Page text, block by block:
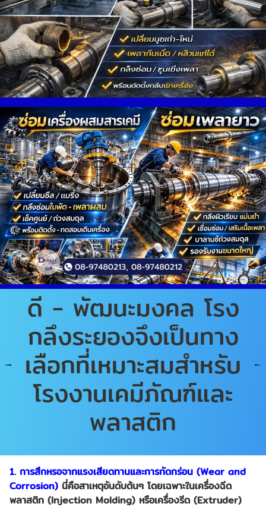
ดี - พัฒนะมงคล โรง
กลึงระยองจึงเป็นทาง
เลือกที่เหมาะสมสำหรับ
โรงงานเคมีภัณฑ์และ
พลาสติก
1. การสึกหรอจากแรงเสียดทานและการกัดกร่อน (Wear and
Corrosion) นี่คือสาเหตุอันดับต้นๆ โดยเฉพาะในเครื่องฉีด
พลาสติก (Injection Molding) หรือเครื่องรีด (Extruder)